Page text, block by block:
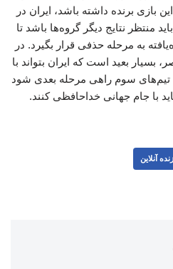
بازی برنده داشته باشد، ایران در
منتظر نتایج دیگر گروه‌ها باشد تا
یکی از ۱۲ تیم راه‌یافته به مرحله حذفی قرار بگیرد. در
بعید است که ایران بتواند با
تیم‌های سوم راهی مرحله بعدی شود
با جام جهانی خداحافظی کنند.
آنلاین